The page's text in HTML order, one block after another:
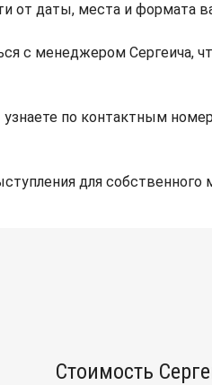
от даты, места и формата
с менеджером Сергеича,
по контактным
для собственного
Стоимость